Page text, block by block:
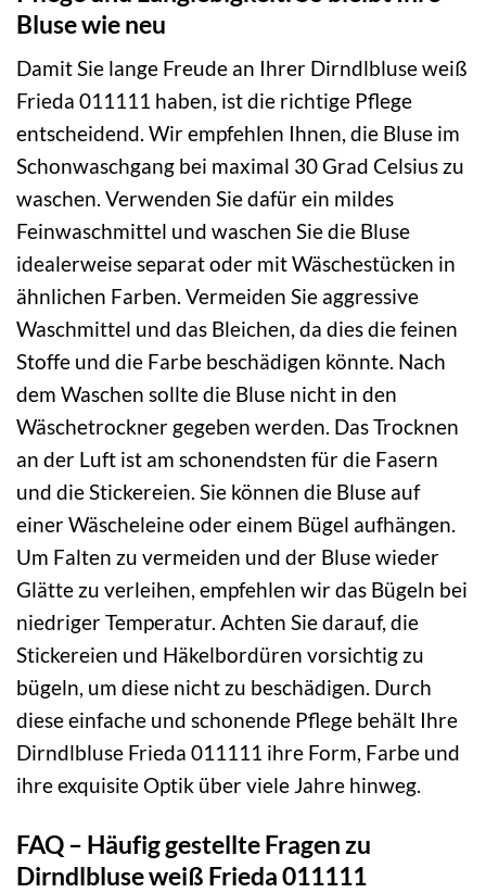
Bluse wie neu
Damit Sie lange Freude an Ihrer Dirndlbluse weiß
Frieda 011111 haben, ist die richtige Pflege
entscheidend. Wir empfehlen Ihnen, die Bluse im
Schonwaschgang bei maximal 30 Grad Celsius zu
waschen. Verwenden Sie dafür ein mildes
Feinwaschmittel und waschen Sie die Bluse
idealerweise separat oder mit Wäschestücken in
ähnlichen Farben. Vermeiden Sie aggressive
Waschmittel und das Bleichen, da dies die feinen
Stoffe und die Farbe beschädigen könnte. Nach
dem Waschen sollte die Bluse nicht in den
Wäschetrockner gegeben werden. Das Trocknen
an der Luft ist am schonendsten für die Fasern
und die Stickereien. Sie können die Bluse auf
einer Wäscheleine oder einem Bügel aufhängen.
Um Falten zu vermeiden und der Bluse wieder
Glätte zu verleihen, empfehlen wir das Bügeln bei
niedriger Temperatur. Achten Sie darauf, die
Stickereien und Häkelbordüren vorsichtig zu
bügeln, um diese nicht zu beschädigen. Durch
diese einfache und schonende Pflege behält Ihre
Dirndlbluse Frieda 011111 ihre Form, Farbe und
ihre exquisite Optik über viele Jahre hinweg.
FAQ – Häufig gestellte Fragen zu
Dirndlbluse weiß Frieda 011111